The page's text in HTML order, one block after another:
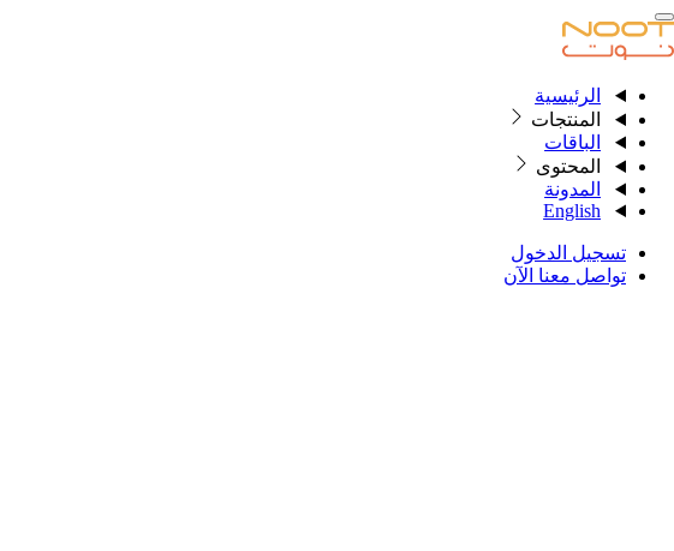
الرئيسية
المنتجات
الباقات
المحتوى
الرئيسية
المنتجات
الباقات
المحتوى
المدونة
English
تسجيل الدخول
تواصل معنا الآن